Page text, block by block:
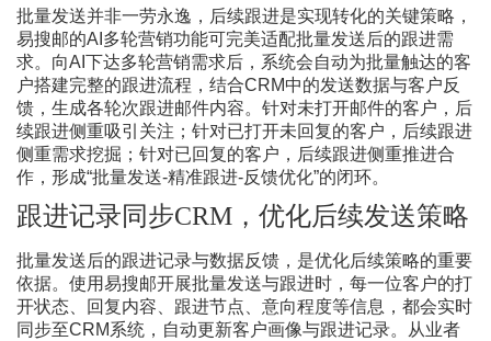
批量发送并非一劳永逸，后续跟进是实现转化的关键策略，
易搜邮的AI多轮营销功能可完美适配批量发送后的跟进需
求。向AI下达多轮营销需求后，系统会自动为批量触达的客
户搭建完整的跟进流程，结合CRM中的发送数据与客户反
馈，生成各轮次跟进邮件内容。针对未打开邮件的客户，后
续跟进侧重吸引关注；针对已打开未回复的客户，后续跟进
侧重需求挖掘；针对已回复的客户，后续跟进侧重推进合
作，形成“批量发送-精准跟进-反馈优化”的闭环。
跟进记录同步CRM，优化后续发送策略
批量发送后的跟进记录与数据反馈，是优化后续策略的重要
依据。使用易搜邮开展批量发送与跟进时，每一位客户的打
开状态、回复内容、跟进节点、意向程度等信息，都会实时
同步至CRM系统，自动更新客户画像与跟进记录。从业者